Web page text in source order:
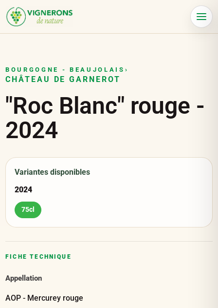
Menu
BOURGOGNE - BEAUJOLAIS ›
CHÂTEAU DE GARNEROT
"Roc Blanc" rouge -
2024
Variantes disponibles
2024
75cl
FICHE TECHNIQUE
Appellation
AOP - Mercurey rouge
Panneau de gestion des cookies